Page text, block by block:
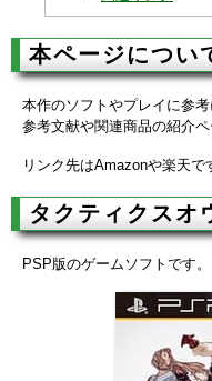
本ページについ
本作のソフトやプレイに参考
参考文献や関連商品の紹介ペ
リンク先はAmazonや楽天で
タクティクスオ
PSP版のゲームソフトです。